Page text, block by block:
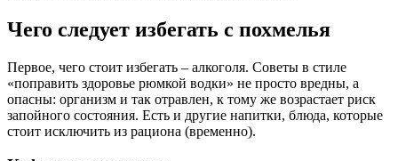
Чего следует избегать с похмелья
Первое, чего стоит избегать – алкоголя. Советы в стиле
«поправить здоровье рюмкой водки» не просто вредны, а
опасны: организм и так отравлен, к тому же возрастает риск
запойного состояния. Есть и другие напитки, блюда, которые
стоит исключить из рациона (временно).